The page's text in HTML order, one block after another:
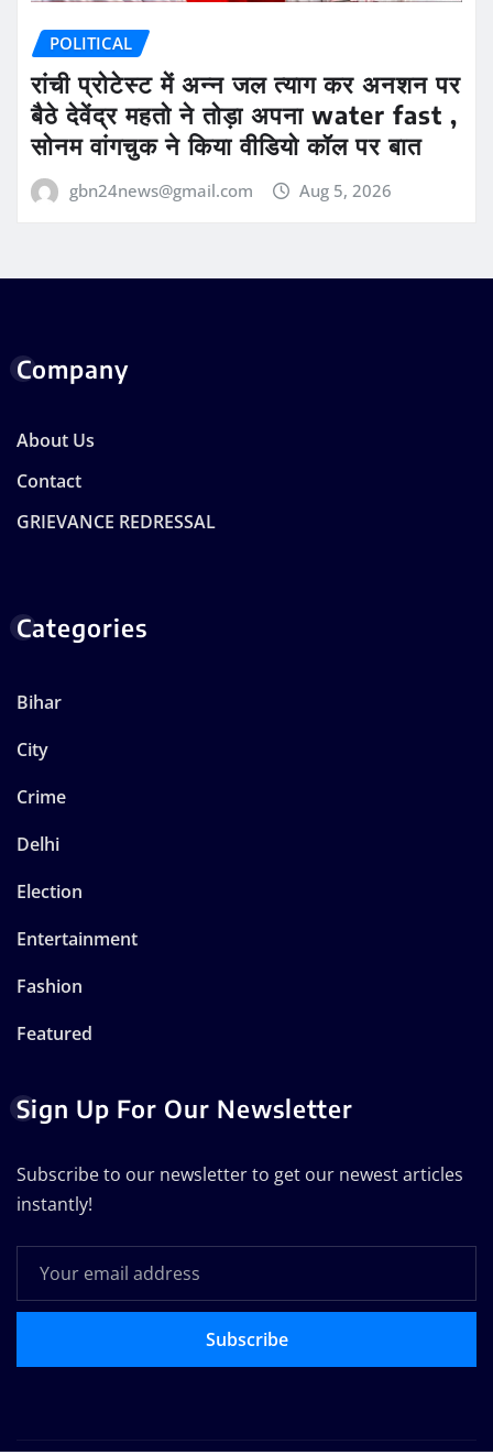
POLITICAL
रांची प्रोटेस्ट में अन्न जल त्याग कर अनशन पर
बैठे देवेंद्र महतो ने तोड़ा अपना water fast ,
सोनम वांगचुक ने किया वीडियो कॉल पर बात
gbn24news@gmail.com Aug 5, 2026
Company
About Us
Contact
GRIEVANCE REDRESSAL
Categories
Bihar
City
Crime
Delhi
Election
Entertainment
Fashion
Featured
Sign Up For Our Newsletter
Subscribe to our newsletter to get our newest articles
instantly!
Subscribe